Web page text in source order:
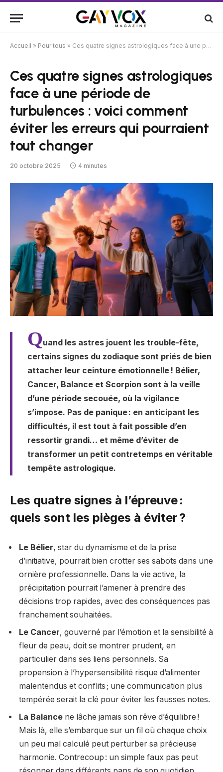
Accueil » Pour tous » Ces quatre signes astrologiques face à une période de turbulences : voici comment éviter les erreurs qui pourraient tout changer
Ces quatre signes astrologiques
face à une période de
turbulences : voici comment
éviter les erreurs qui pourraient
tout changer
20 octobre 2025 4 minutes
Quand les astres jouent les trouble-fête,
certains signes du zodiaque sont priés de bien
attacher leur ceinture émotionnelle ! Bélier,
Cancer, Balance et Scorpion sont à la veille
d’une période secouée, où la vigilance
s’impose. Pas de panique : en anticipant les
difficultés, il est tout à fait possible d’en
ressortir grandi… et même d’éviter de
transformer un petit contretemps en véritable
tempête astrologique.
Les quatre signes à l’épreuve :
quels sont les pièges à éviter ?
Le Bélier, star du dynamisme et de la prise
d’initiative, pourrait bien crotter ses sabots dans une
ornière professionnelle. Dans la vie active, la
précipitation pourrait l’amener à prendre des
décisions trop rapides, avec des conséquences pas
franchement souhaitées.
Le Cancer, gouverné par l’émotion et la sensibilité à
fleur de peau, doit se montrer prudent, en
particulier dans ses liens personnels. Sa
propension à l’hypersensibilité risque d’alimenter
malentendus et conflits ; une communication plus
tempérée serait la clé pour éviter les fausses notes.
La Balance ne lâche jamais son rêve d’équilibre !
Mais là, elle s’embarque sur un fil où chaque choix
un peu mal calculé peut perturber sa précieuse
harmonie. Contrecoup : un simple faux pas peut